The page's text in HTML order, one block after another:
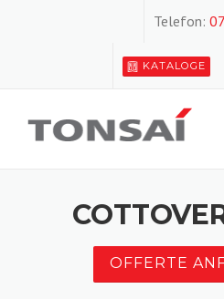
Telefon:
KATALOGE
OFFERTE